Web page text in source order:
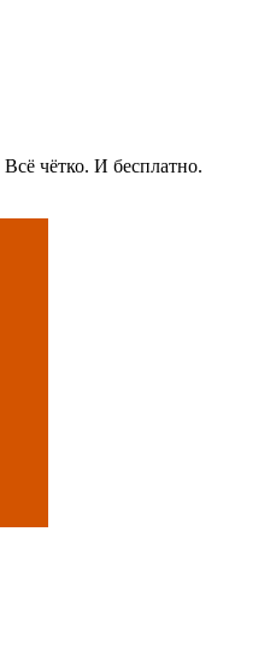
чётко. И бесплатно.